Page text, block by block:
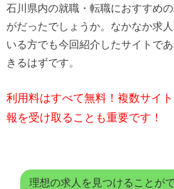
石川県内の就職・転職におすすめ
がだったでしょうか。なかなか求
いる方でも今回紹介したサイトで
きるはずです。
利用料はすべて無料！複数サイ
報を受け取ることも重要です！
理想の求人を見つけることが